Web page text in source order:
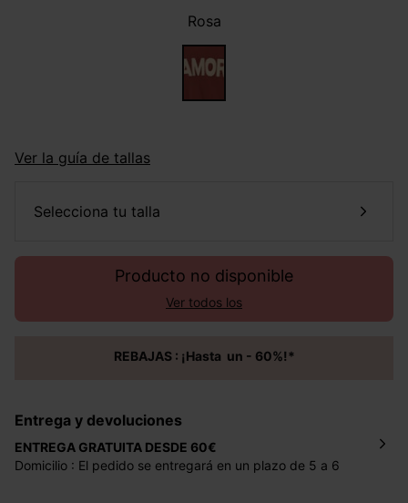
Rosa
Ver la guía de tallas
selecciona tu talla
Producto no disponible
Ver todos los
REBAJAS : ¡Hasta un - 60%!*
Entrega y devoluciones
ENTREGA GRATUITA DESDE 60€
Domicilio : El pedido se entregará en un plazo de 5 a 6